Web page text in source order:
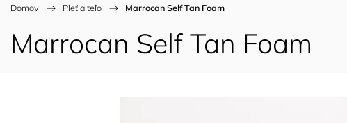
Domov / Pleť a teľo / Marrocan Self Tan Foam
Marrocan Self Tan Foam